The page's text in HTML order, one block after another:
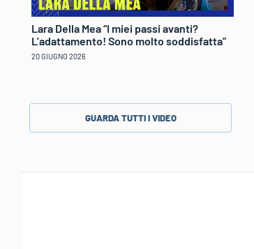
Lara Della Mea “I miei passi avanti?
L’adattamento! Sono molto soddisfatta”
20 GIUGNO 2026
GUARDA TUTTI I VIDEO